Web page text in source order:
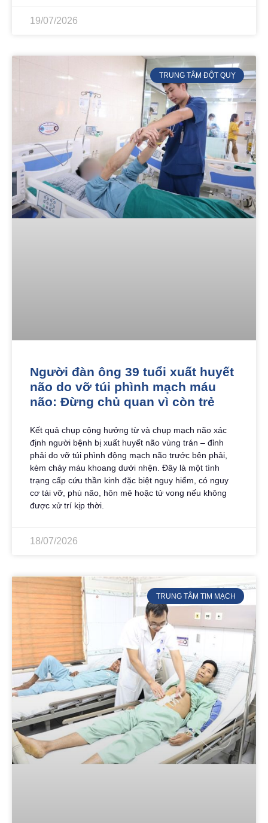
19/07/2026
TRUNG TÂM ĐỘT QUỴ
Người đàn ông 39 tuổi xuất huyết
não do vỡ túi phình mạch máu
não: Đừng chủ quan vì còn trẻ
Kết quả chụp cộng hưởng từ và chụp mạch não xác
định người bệnh bị xuất huyết não vùng trán – đỉnh
phải do vỡ túi phình động mạch não trước bên phải,
kèm chảy máu khoang dưới nhện. Đây là một tình
trạng cấp cứu thần kinh đặc biệt nguy hiểm, có nguy
cơ tái vỡ, phù não, hôn mê hoặc tử vong nếu không
được xử trí kịp thời.
18/07/2026
TRUNG TÂM TIM MẠCH